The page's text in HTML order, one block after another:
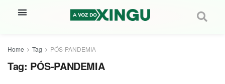
Home Tag PÓS-PANDEMIA
Tag: PÓS-PANDEMIA